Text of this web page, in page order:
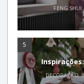
FENG SHUI
5
DECORAÇÃO,